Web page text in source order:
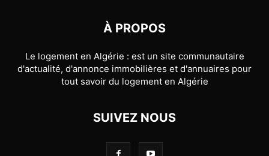
À PROPOS
Le logement en Algérie : est un site communautaire
d'actualité, d'annonce immobilières et d'annuaires pour
tout savoir du logement en Algérie
SUIVEZ NOUS